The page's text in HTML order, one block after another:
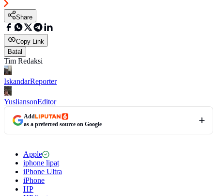
Share
Copy Link
Batal
Tim Redaksi
IskandarReporter
YusliansonEditor
Add
as a preferred source on Google
Apple
iphone lipat
iPhone Ultra
iPhone
HP